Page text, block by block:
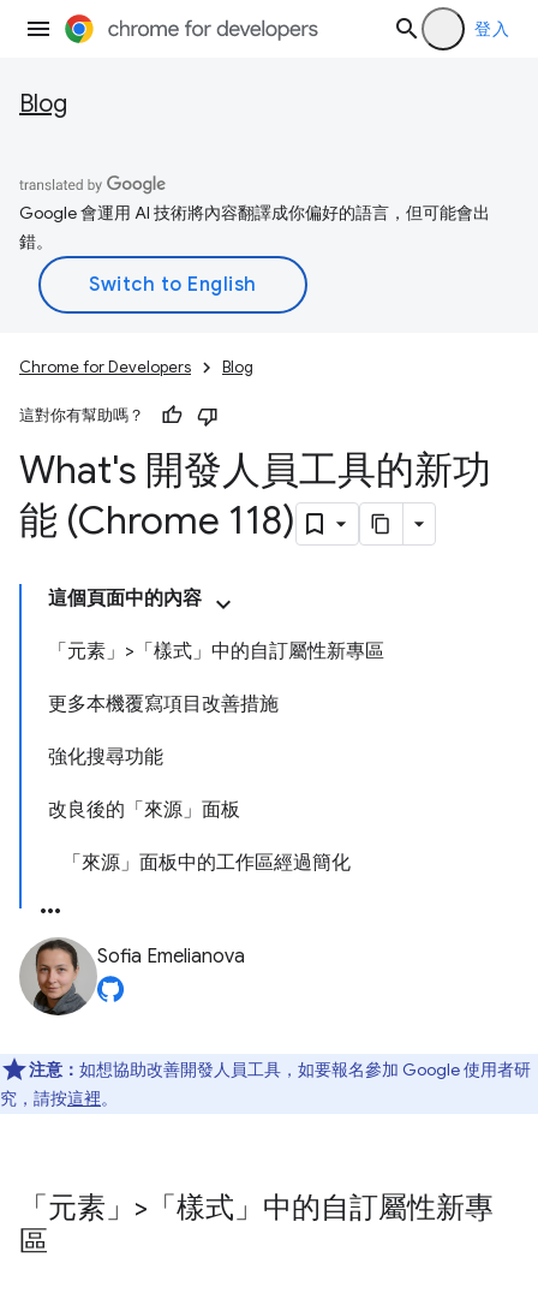
登入
Blog
Google 會運用 AI 技術將內容翻譯成你偏好的語言，但可能會出
錯。
Chrome for Developers Blog
這對你有幫助嗎？
What's 開發人員工具的新功
能 (Chrome 118)
這個頁面中的內容
「元素」>「樣式」中的自訂屬性新專區
更多本機覆寫項目改善措施
強化搜尋功能
改良後的「來源」面板
「來源」面板中的工作區經過簡化
Sofia Emelianova
注意： 如想協助改善開發人員工具，如要報名參加 Google 使用者研
究，請按這裡。
「元素」>「樣式」中的自訂屬性新專
區